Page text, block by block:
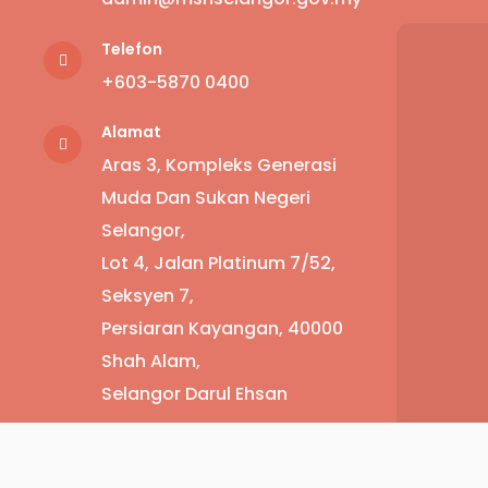
Telefon
+603-5870 0400
Alamat
Aras 3, Kompleks Generasi
Muda Dan Sukan Negeri
Selangor,
Lot 4, Jalan Platinum 7/52,
Seksyen 7,
Persiaran Kayangan, 40000
Shah Alam,
Selangor Darul Ehsan